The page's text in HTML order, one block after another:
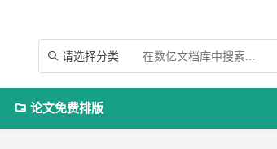
 请选择分类
 论文免费排版